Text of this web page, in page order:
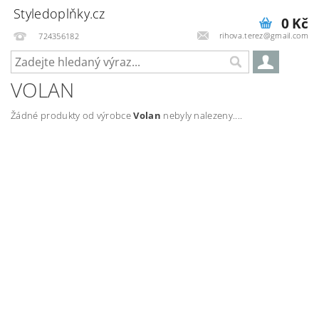
Styledoplňky.cz
724356182 rihova.terez@gmail.com
0 Kč
VOLAN
Žádné produkty od výrobceVolan nebyly nalezeny....